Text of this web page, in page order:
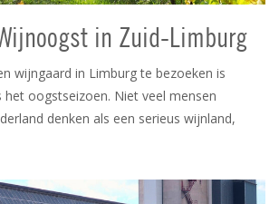
in Zuid-Limburg
wijngaard in Limburg te bezoeken is
oogstseizoen. Niet veel mensen
denken als een serieus wijnland,